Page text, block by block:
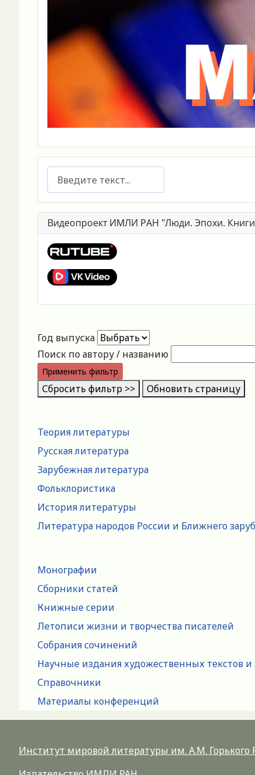
Теория литературы
Русская литература
Зарубежная литература
Фольклористика
История литературы
Литература народов России и Ближнего
Монографии
Сборники статей
Книжные серии
Летописи жизни и творчества писателей
Собрания сочинений
Научные издания художественных текстов и
Справочники
Материалы конференций
Видеопроект ИМЛИ РАН "Люди. Эпохи.
Год выпуска
Поиск по автору / названию
Применить фильтр
Сбросить фильтр >> Обновить страницу
Институт мировой литературы им. А.М.